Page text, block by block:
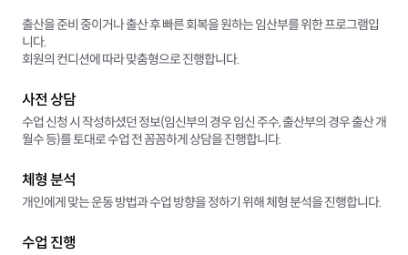
출산을 준비 중이거나 출산 후 빠른 회복을 원하는 임산부를 위한 프로그램입
니다.
회원의 컨디션에 따라 맞춤형으로 진행합니다.
사전 상담
수업 신청 시 작성하셨던 정보(임신부의 경우 임신 주수, 출산부의 경우 출산 개
월수 등)를 토대로 수업 전 꼼꼼하게 상담을 진행합니다.
체형 분석
개인에게 맞는 운동 방법과 수업 방향을 정하기 위해 체형 분석을 진행합니다.
수업 진행